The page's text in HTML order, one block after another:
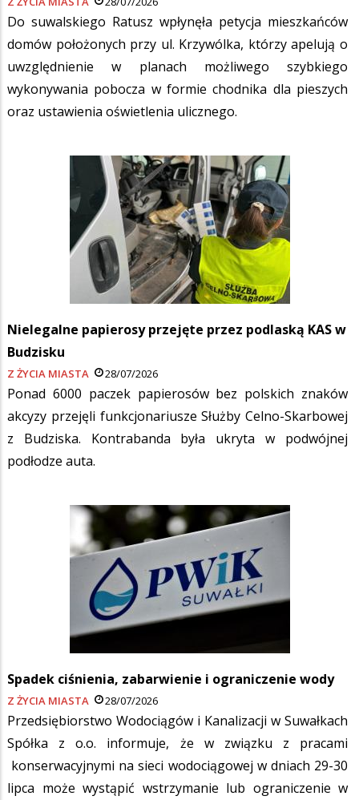
Do suwalskiego Ratusz wpłynęła petycja mieszkańców
domów położonych przy ul. Krzywólka, którzy apelują o
uwzględnienie w planach możliwego szybkiego
wykonywania pobocza w formie chodnika dla pieszych
oraz ustawienia oświetlenia ulicznego.
Nielegalne papierosy przejęte przez podlaską KAS w
Budzisku
Z ŻYCIA MIASTA 28/07/2026
Ponad 6000 paczek papierosów bez polskich znaków
akcyzy przejęli funkcjonariusze Służby Celno-Skarbowej
z Budziska. Kontrabanda była ukryta w podwójnej
podłodze auta.
Spadek ciśnienia, zabarwienie i ograniczenie wody
Z ŻYCIA MIASTA 28/07/2026
Przedsiębiorstwo Wodociągów i Kanalizacji w Suwałkach
Spółka z o.o. informuje, że w związku z pracami
konserwacyjnymi na sieci wodociągowej w dniach 29-30
lipca może wystąpić wstrzymanie lub ograniczenie w